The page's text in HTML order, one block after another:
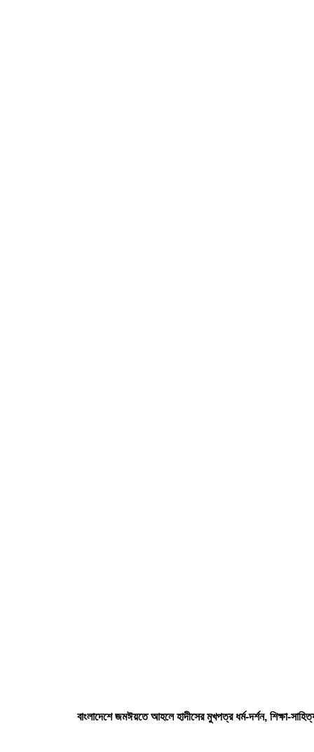
বাংলাদেশে জমঈয়তে আহলে হাদীসের মুখপত্র ধর্ম-দর্শন, শিক্ষা-